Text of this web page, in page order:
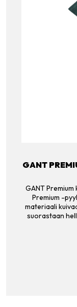
GANT
GANT
Premium -
materiaali
suorastaan